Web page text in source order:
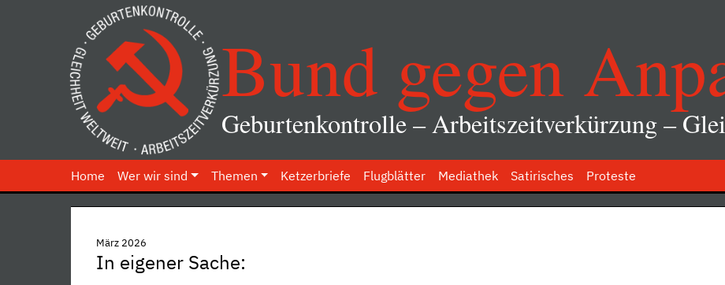
Bund gegen
Geburtenkontrolle – Arbeitszeitverkürzung –
Home Wer wir sind Themen Ketzerbriefe Flugblätter Mediathek Satirisches Proteste
März 2026
In eigener Sache: